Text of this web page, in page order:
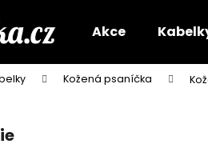
Akce
Kožená psaníčka